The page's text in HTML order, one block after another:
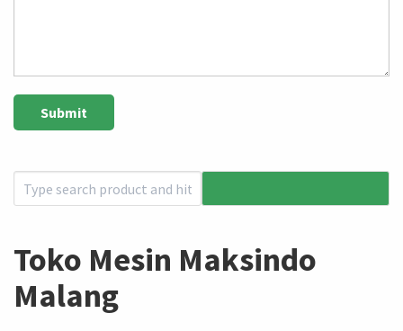
Toko Mesin Maksindo
Malang